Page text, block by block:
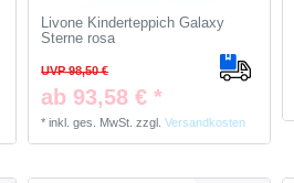
Livone Kinderteppich Galaxy
Sterne rosa
UVP 98,50 €
ab 93,58 € *
*inkl. ges. MwSt. zzgl.Versandkosten